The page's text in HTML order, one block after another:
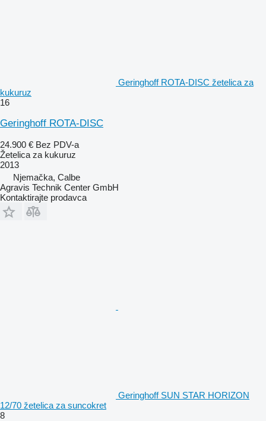
Geringhoff ROTA-DISC žetelica za
kukuruz
16
Geringhoff ROTA-DISC
24.900 € Bez PDV-a
Žetelica za kukuruz
2013
Njemačka, Calbe
Agravis Technik Center GmbH
Kontaktirajte prodavca
Geringhoff SUN STAR HORIZON
12/70 žetelica za suncokret
8